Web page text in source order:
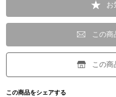
お
この商
この商
この商品をシェアする